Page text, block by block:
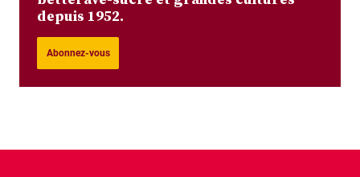
depuis 1952.
Abonnez-vous